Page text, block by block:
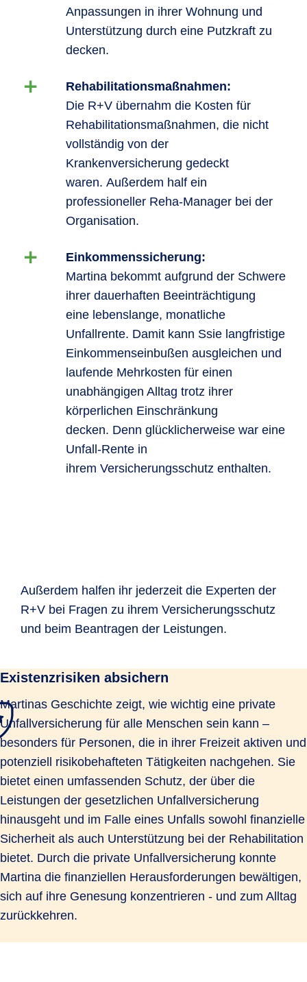
Anpassungen in ihrer Wohnung und
Unterstützung durch eine Putzkraft zu
decken.
Rehabilitationsmaßnahmen:
Die R+V übernahm die Kosten für
Rehabilitationsmaßnahmen, die nicht
vollständig von der
Krankenversicherung gedeckt
waren. Außerdem half ein
professioneller Reha-Manager bei der
Organisation.
Einkommenssicherung:
Martina bekommt aufgrund der Schwere
ihrer dauerhaften Beeinträchtigung
eine lebenslange, monatliche
Unfallrente. Damit kann Ssie langfristige
Einkommenseinbußen ausgleichen und
laufende Mehrkosten für einen
unabhängigen Alltag trotz ihrer
körperlichen Einschränkung
decken. Denn glücklicherweise war eine
Unfall-Rente in
ihrem Versicherungsschutz enthalten.
Außerdem halfen ihr jederzeit die Experten der
R+V bei Fragen zu ihrem Versicherungsschutz
und beim Beantragen der Leistungen.
Existenzrisiken absichern
Martinas Geschichte zeigt, wie wichtig eine private
Unfallversicherung für alle Menschen sein kann –
besonders für Personen, die in ihrer Freizeit aktiven und
potenziell risikobehafteten Tätigkeiten nachgehen. Sie
bietet einen umfassenden Schutz, der über die
Leistungen der gesetzlichen Unfallversicherung
hinausgeht und im Falle eines Unfalls sowohl finanzielle
Sicherheit als auch Unterstützung bei der Rehabilitation
bietet. Durch die private Unfallversicherung konnte
Martina die finanziellen Herausforderungen bewältigen,
sich auf ihre Genesung konzentrieren - und zum Alltag
zurückkehren.